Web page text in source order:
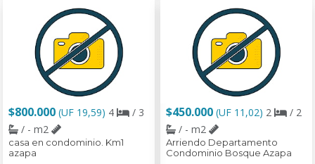
$800.000 (UF 19,59) 4
/ 3
/ - m2
casa en condominio. Km1
azapa
$450.000 (UF 11,02) 2
/ 2
/ - m2
Arriendo Departamento
Condominio Bosque Azapa